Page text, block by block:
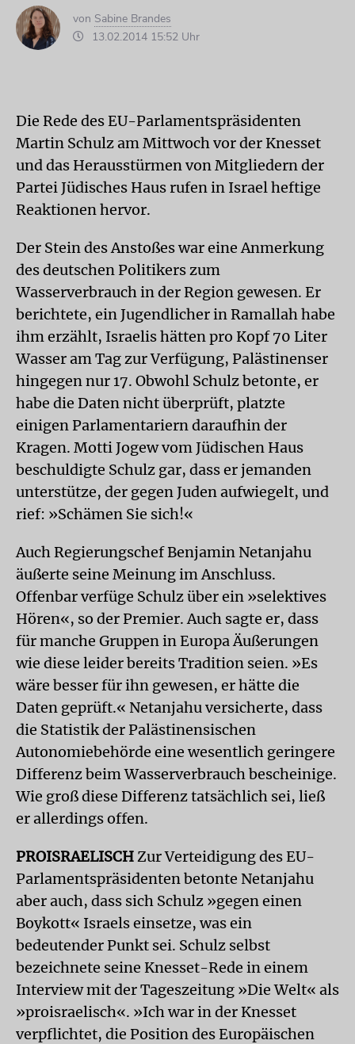
von Sabine Brandes
13.02.2014 15:52 Uhr
Die Rede des EU-Parlamentspräsidenten
Martin Schulz am Mittwoch vor der Knesset
und das Herausstürmen von Mitgliedern der
Partei Jüdisches Haus rufen in Israel heftige
Reaktionen hervor.
Der Stein des Anstoßes war eine Anmerkung
des deutschen Politikers zum
Wasserverbrauch in der Region gewesen. Er
berichtete, ein Jugendlicher in Ramallah habe
ihm erzählt, Israelis hätten pro Kopf 70 Liter
Wasser am Tag zur Verfügung, Palästinenser
hingegen nur 17. Obwohl Schulz betonte, er
habe die Daten nicht überprüft, platzte
einigen Parlamentariern daraufhin der
Kragen. Motti Jogew vom Jüdischen Haus
beschuldigte Schulz gar, dass er jemanden
unterstütze, der gegen Juden aufwiegelt, und
rief: »Schämen Sie sich!«
Auch Regierungschef Benjamin Netanjahu
äußerte seine Meinung im Anschluss.
Offenbar verfüge Schulz über ein »selektives
Hören«, so der Premier. Auch sagte er, dass
für manche Gruppen in Europa Äußerungen
wie diese leider bereits Tradition seien. »Es
wäre besser für ihn gewesen, er hätte die
Daten geprüft.« Netanjahu versicherte, dass
die Statistik der Palästinensischen
Autonomiebehörde eine wesentlich geringere
Differenz beim Wasserverbrauch bescheinige.
Wie groß diese Differenz tatsächlich sei, ließ
er allerdings offen.
PROISRAELISCHZur Verteidigung des EU-
Parlamentspräsidenten betonte Netanjahu
aber auch, dass sich Schulz »gegen einen
Boykott« Israels einsetze, was ein
bedeutender Punkt sei. Schulz selbst
bezeichnete seine Knesset-Rede in einem
Interview mit der Tageszeitung »Die Welt« als
»proisraelisch«. »Ich war in der Knesset
verpflichtet, die Position des Europäischen